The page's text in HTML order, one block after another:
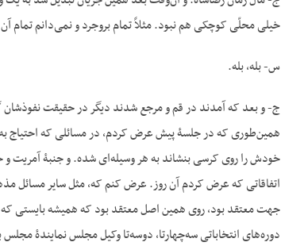
خیلی محلّی کوچکی هم نبود. مثلاً تمام بروجرد و نمی‌دانم تمام
س- بله، بله.
ج- و بعد که آمدند در قم و مرجع شدند دیگر در حقیقت
همین‌طوری که در جلسۀ پیش عرض کردم، در مسائلی که احتیاج
اتفاقاتی که عرض کردم آن روز. عرض کنم که، مثل سایر
جهت معتقد بود، روی همین اصل معتقد بود که همیشه بایستی
دوره‌های انتخاباتی سه‌چهارتا، دوسه‌تا وکیل مجلس نمایندۀ